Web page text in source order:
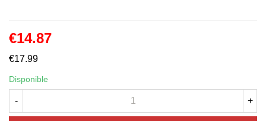
€14.87
€17.99
Disponible
- +